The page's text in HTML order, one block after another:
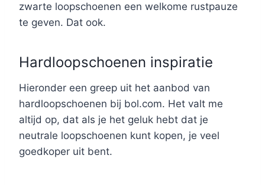
zwarte loopschoenen een welkome rustpauze
te geven. Dat ook.
Hardloopschoenen inspiratie
Hieronder een greep uit het aanbod van
hardloopschoenen bij bol.com. Het valt me
altijd op, dat als je het geluk hebt dat je
neutrale loopschoenen kunt kopen, je veel
goedkoper uit bent.